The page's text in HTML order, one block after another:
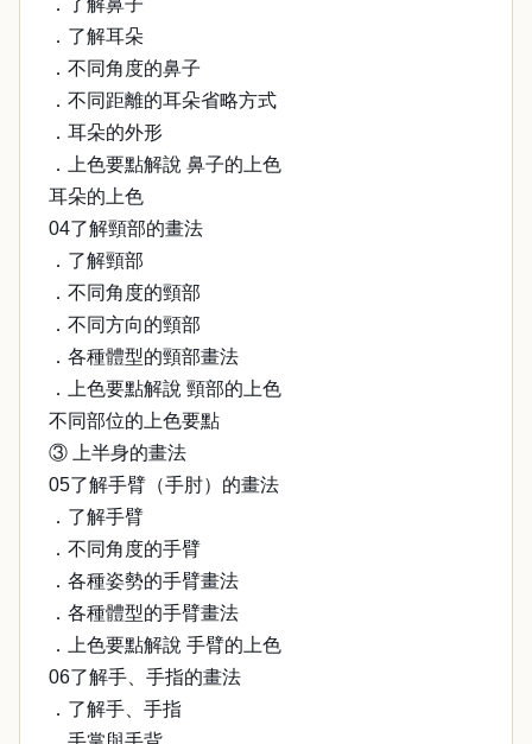
．了解鼻子
．了解耳朵
．不同角度的鼻子
．不同距離的耳朵省略方式
．耳朵的外形
．上色要點解說 鼻子的上色
耳朵的上色
04了解頸部的畫法
．了解頸部
．不同角度的頸部
．不同方向的頸部
．各種體型的頸部畫法
．上色要點解說 頸部的上色
不同部位的上色要點
③ 上半身的畫法
05了解手臂（手肘）的畫法
．了解手臂
．不同角度的手臂
．各種姿勢的手臂畫法
．各種體型的手臂畫法
．上色要點解說 手臂的上色
06了解手、手指的畫法
．了解手、手指